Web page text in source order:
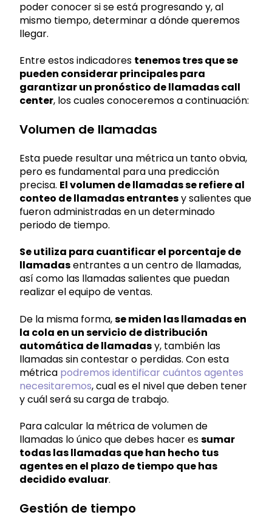
poder conocer si se está progresando y, al
mismo tiempo, determinar a dónde queremos
llegar.
Entre estos indicadores tenemos tres que se
pueden considerar principales para
garantizar un pronóstico de llamadas call
center, los cuales conoceremos a continuación:
Volumen de llamadas
Esta puede resultar una métrica un tanto obvia,
pero es fundamental para una predicción
precisa. El volumen de llamadas se refiere al
conteo de llamadas entrantesy salientes que
fueron administradas en un determinado
periodo de tiempo.
Se utiliza para cuantificar el porcentaje de
llamadasentrantes a un centro de llamadas,
así como las llamadas salientes que puedan
realizar el equipo de ventas.
De la misma forma,se miden las llamadas en
la cola en un servicio de distribución
automática de llamadasy, también las
llamadas sin contestar o perdidas. Con esta
métrica podremos identificar cuántos agentes
necesitaremos, cual es el nivel que deben tener
y cuál será su carga de trabajo.
Para calcular la métrica de volumen de
llamadas lo único que debes hacer essumar
todas las llamadas que han hecho tus
agentes en el plazo de tiempo que has
decidido evaluar.
Gestión de tiempo